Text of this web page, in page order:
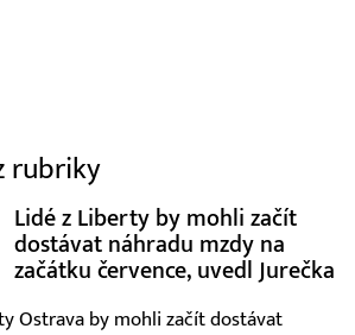
rubriky
Lidé z Liberty by mohli začít
dostávat náhradu mzdy na
začátku července, uvedl Jurečka
Ostrava by mohli začít dostávat